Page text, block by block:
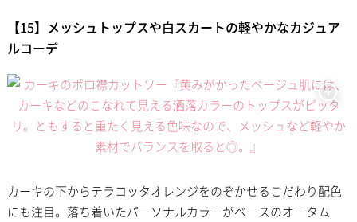
【15】メッシュトップスや白スカートの軽やかなカジュア
ルコーデ
カーキの下からテラコッタオレンジをのぞかせるこだわり配色
にも注目。落ち着いたパーソナルカラーがベースのオータム